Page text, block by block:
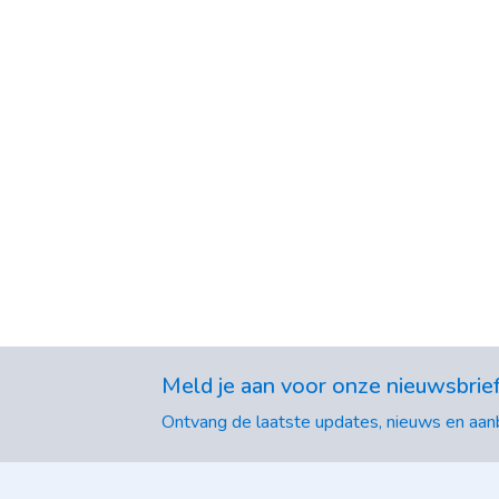
Meld je aan voor onze
Ontvang de laatste updates, nieuws en